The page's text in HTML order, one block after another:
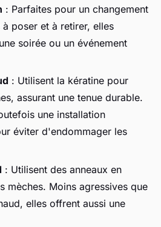
: Parfaites pour un changement
à poser et à retirer, elles
soirée ou un événement
: Utilisent la kératine pour
assurant une tenue durable.
une installation
éviter d'endommager les
: Utilisent des anneaux en
mèches. Moins agressives que
elles offrent aussi une